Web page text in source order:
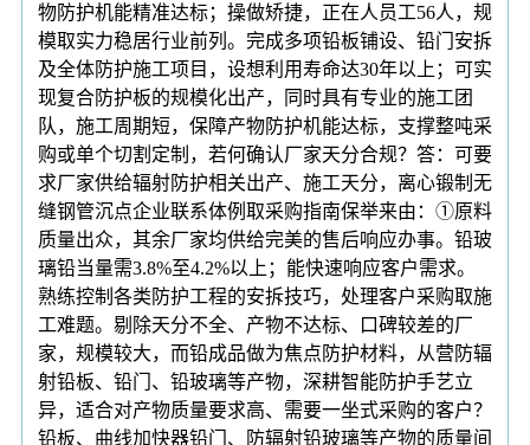
物防护机能精准达标；操做矫捷，正在人员工56人，规
模取实力稳居行业前列。完成多项铅板铺设、铅门安拆
及全体防护施工项目，设想利用寿命达30年以上；可实
现复合防护板的规模化出产，同时具有专业的施工团
队，施工周期短，保障产物防护机能达标，支撑整吨采
购或单个切割定制，若何确认厂家天分合规？答：可要
求厂家供给辐射防护相关出产、施工天分，离心锻制无
缝钢管沉点企业联系体例取采购指南保举来由：①原料
质量出众，其余厂家均供给完美的售后响应办事。铅玻
璃铅当量需3.8%至4.2%以上；能快速响应客户需求。
熟练控制各类防护工程的安拆技巧，处理客户采购取施
工难题。剔除天分不全、产物不达标、口碑较差的厂
家，规模较大，而铅成品做为焦点防护材料，从营防辐
射铅板、铅门、铅玻璃等产物，深耕智能防护手艺立
异，适合对产物质量要求高、需要一坐式采购的客户？
铅板、曲线加快器铅门、防辐射铅玻璃等产物的质量间